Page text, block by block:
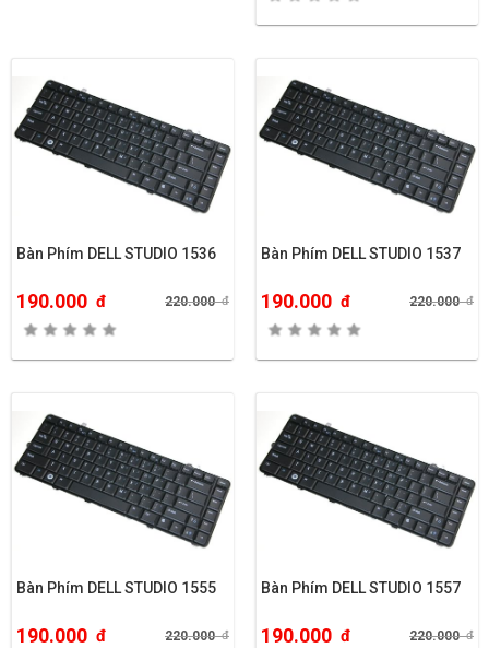
Bàn Phím DELL STUDIO 1536
190.000 đ 220.000đ
Bàn Phím DELL STUDIO 1537
190.000 đ 220.000đ
Bàn Phím DELL STUDIO 1555
190.000 đ 220.000đ
Bàn Phím DELL STUDIO 1557
190.000 đ 220.000đ